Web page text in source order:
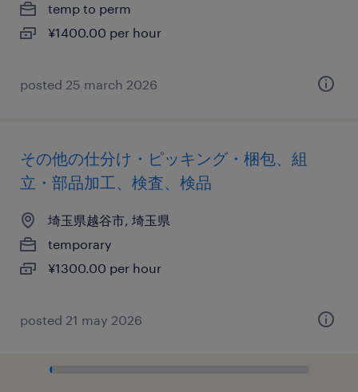
temp to perm
¥1400.00 per hour
posted 25 march 2026
その他の仕分け・ピッキング・梱包、組
立・部品加工、検査、検品
埼玉県越谷市, 埼玉県
temporary
¥1300.00 per hour
posted 21 may 2026